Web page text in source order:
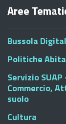
Aree
Bussola
Politiche
Servizio
Commercio,
suolo
Cultura